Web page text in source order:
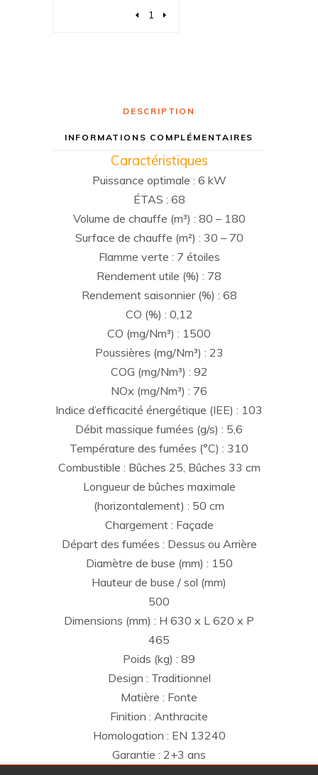
DESCRIPTION
INFORMATIONS COMPLÉMENTAIRES
Caractéristiques
Puissance optimale : 6 kW
ÉTAS : 68
Volume de chauffe (m³) : 80 – 180
Surface de chauffe (m²) : 30 – 70
Flamme verte : 7 étoiles
Rendement utile (%) : 78
Rendement saisonnier (%) : 68
CO (%) : 0,12
CO (mg/Nm³) : 1500
Poussières (mg/Nm³) : 23
COG (mg/Nm³) : 92
NOx (mg/Nm³) : 76
Indice d’efficacité énergétique (IEE) : 103
Débit massique fumées (g/s) : 5,6
Température des fumées (°C) : 310
Combustible : Bûches 25, Bûches 33 cm
Longueur de bûches maximale
(horizontalement) : 50 cm
Chargement : Façade
Départ des fumées : Dessus ou Arrière
Diamètre de buse (mm) : 150
Hauteur de buse / sol (mm)
500
Dimensions (mm) : H 630 x L 620 x P
465
Poids (kg) : 89
Design : Traditionnel
Matière : Fonte
Finition : Anthracite
Homologation : EN 13240
Garantie : 2+3 ans